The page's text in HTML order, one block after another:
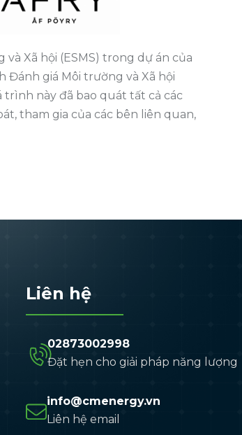
Xã hội (ESMS) trong dự án của
giá Môi trường và Xã hội
trình này đã bao quát tất cả các
tham gia của các bên liên quan,
Liên hệ
02873002998
Đặt hẹn cho giải pháp năng lượng
info@cmenergy.vn
Liên hệ email